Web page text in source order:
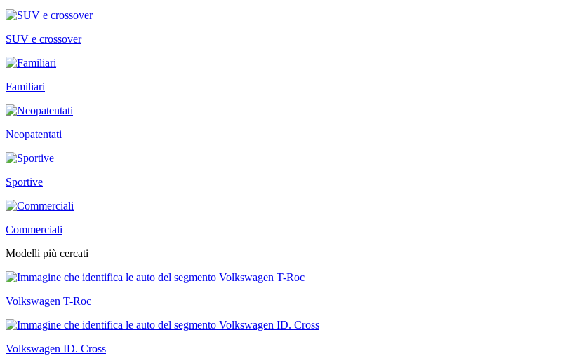
SUV e crossover
Familiari
Neopatentati
Sportive
Commerciali
Modelli più cercati
Volkswagen T-Roc
Volkswagen ID. Cross